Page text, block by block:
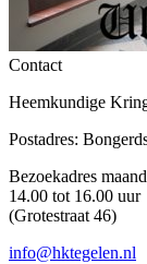
Contact
Heemkundige
Postadres:
Bezoekadres
14.00 tot 16.00
(Grotestraat 46)
info@hktegelen.nl